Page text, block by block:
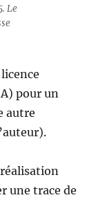
Le
pour un
autre
une trace de